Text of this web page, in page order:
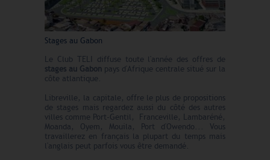
Stages au Gabon
Le Club TELI diffuse toute l'année des offres de
stages au Gabon pays d'Afrique centrale situé sur la
côte atlantique.
Libreville, la capitale, offre le plus de propositions
de stages mais regardez aussi du côté des autres
villes comme Port-Gentil, Franceville, Lambaréné,
Moanda, Oyem, Mouila, Port d'Owendo... Vous
travaillerez en français la plupart du temps mais
l'anglais peut parfois vous être demandé.